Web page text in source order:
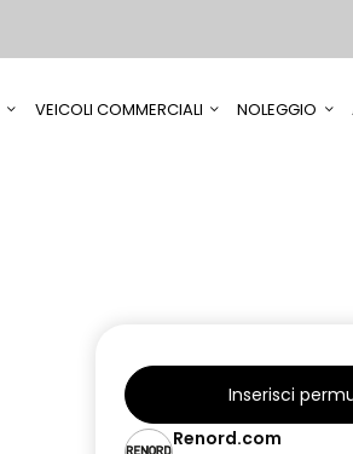
VEICOLI COMMERCIALI NOLEGGIO
Inserisci
Renord.com